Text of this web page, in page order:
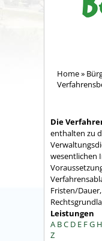
Home»
Die
enthalten zu
wesentlichen
Fristen/
Leistungen
A BC D E FG H
Z